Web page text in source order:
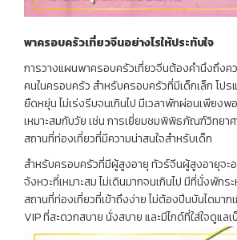
พาครอบครัวเที่ยวจีนอย่างไรให้ประทับใจ
การวางแผนพาครอบครัวเที่ยวจีนต้องคำนึงถึงค
คนในครอบครัว สำหรับครอบครัวที่มีเด็กเล็ก โป
ยืดหยุ่น ไม่เร่งรีบจนเกินไป มีเวลาพักผ่อนเพียงพ
เหมาะสมกับวัย เช่น การเยี่ยมชมพิพิธภัณฑ์วิทยา
สถานที่ท่องเที่ยวที่มีความน่าสนใจสำหรับเด็ก
สำหรับครอบครัวที่มีผู้สูงอายุ ทัวร์จีนผู้สูงอายุจะ
จังหวะที่เหมาะสม ไม่เดินมากจนเกินไป มีที่นั่งพักร
สถานที่ท่องเที่ยวที่เข้าถึงง่าย ไม่ต้องปีนบันไดมา
VIP ที่สะดวกสบาย นั่งสบาย และมีไกด์ที่ใส่ใจดูแล